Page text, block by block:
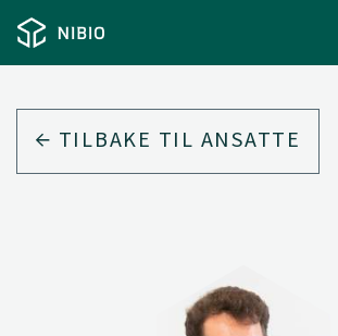
TILBAKE TIL ANSATTE